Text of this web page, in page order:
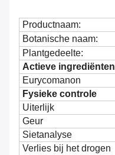
Productnaam:
Botanische naam:
Plantgedeelte:
Actieve ingrediënten
Eurycomanon
Fysieke controle
Uiterlijk
Geur
Sietanalyse
Verlies bij het drogen